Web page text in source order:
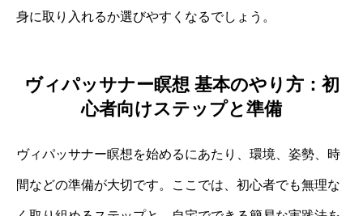
身に取り入れるか選びやすくなるでしょう。
ヴィパッサナー瞑想 基本のやり方：初
心者向けステップと準備
ヴィパッサナー瞑想を始めるにあたり、環境、姿勢、時
間などの準備が大切です。ここでは、初心者でも無理な